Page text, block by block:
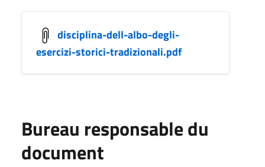
disciplina-dell-albo-degli-
esercizi-storici-tradizionali.pdf
Bureau responsable du
document